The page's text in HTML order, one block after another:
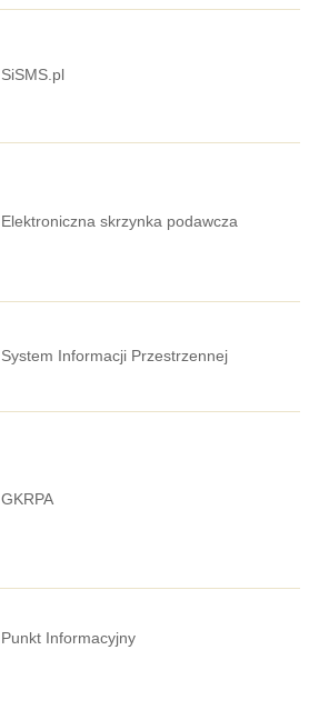
SiSMS.pl
Elektroniczna skrzynka podawcza
System Informacji Przestrzennej
GKRPA
Punkt Informacyjny